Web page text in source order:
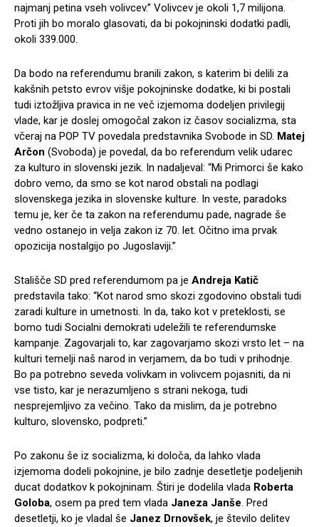
najmanj petina vseh volivcev.” Volivcev je okoli 1,7 milijona.
Proti jih bo moralo glasovati, da bi pokojninski dodatki padli,
okoli 339.000.
Da bodo na referendumu branili zakon, s katerim bi delili za
kakšnih petsto evrov višje pokojninske dodatke, ki bi postali
tudi iztožljiva pravica in ne več izjemoma dodeljen privilegij
vlade, kar je doslej omogočal zakon iz časov socializma, sta
včeraj na POP TV povedala predstavnika Svobode in SD. Matej
Arčon (Svoboda) je povedal, da bo referendum velik udarec
za kulturo in slovenski jezik. In nadaljeval: “Mi Primorci še kako
dobro vemo, da smo se kot narod obstali na podlagi
slovenskega jezika in slovenske kulture. In veste, paradoks
temu je, ker če ta zakon na referendumu pade, nagrade še
vedno ostanejo in velja zakon iz 70. let. Očitno ima prvak
opozicija nostalgijo po Jugoslaviji.”
Stališče SD pred referendumom pa je Andreja Katič
predstavila tako: “Kot narod smo skozi zgodovino obstali tudi
zaradi kulture in umetnosti. In da, tako kot v preteklosti, se
bomo tudi Socialni demokrati udeležili te referendumske
kampanje. Zagovarjali to, kar zagovarjamo skozi vrsto let – na
kulturi temelji naš narod in verjamem, da bo tudi v prihodnje.
Bo pa potrebno seveda volivkam in volivcem pojasniti, da ni
vse tisto, kar je nerazumljeno s strani nekoga, tudi
nesprejemljivo za večino. Tako da mislim, da je potrebno
kulturo, slovensko, podpreti.”
Po zakonu še iz socializma, ki določa, da lahko vlada
izjemoma dodeli pokojnine, je bilo zadnje desetletje podeljenih
ducat dodatkov k pokojninam. Štiri je dodelila vlada Roberta
Goloba, osem pa pred tem vlada Janeza Janše. Pred
desetletji, ko je vladal še Janez Drnovšek, je število delitev